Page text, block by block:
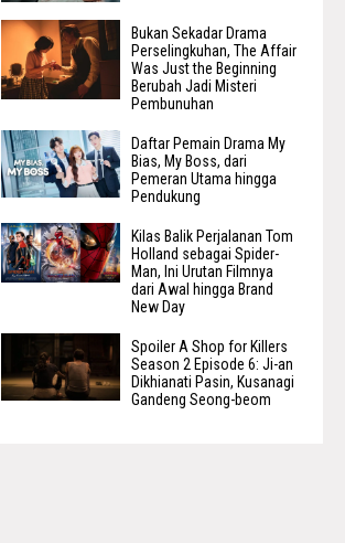
Bukan Sekadar Drama
Perselingkuhan, The Affair
Was Just the Beginning
Berubah Jadi Misteri
Pembunuhan
Daftar Pemain Drama My
Bias, My Boss, dari
Pemeran Utama hingga
Pendukung
Kilas Balik Perjalanan Tom
Holland sebagai Spider-
Man, Ini Urutan Filmnya
dari Awal hingga Brand
New Day
Spoiler A Shop for Killers
Season 2 Episode 6: Ji-an
Dikhianati Pasin, Kusanagi
Gandeng Seong-beom